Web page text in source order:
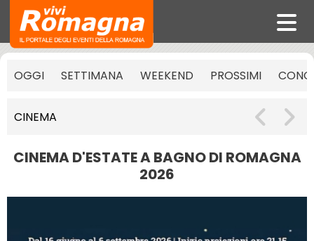
OGGI SETTIMANA WEEKEND PROSSIMI
CINEMA
CINEMA D'ESTATE A BAGNO DI ROMAGNA
2026